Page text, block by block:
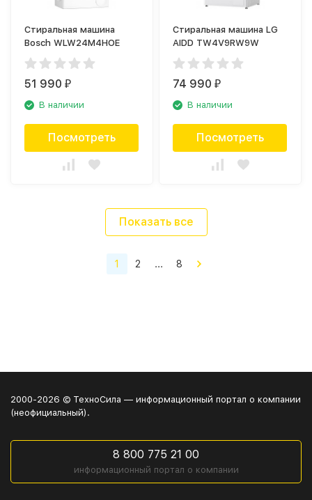
Стиральная машина
Bosch WLW24M4HOE
51 990₽
В наличии
Посмотреть
Стиральная машина LG
AIDD TW4V9RW9W
74 990₽
В наличии
Посмотреть
Показать все
1 2 ... 8
2000-2026 © ТехноСила — информационный портал о компании
(неофициальный).
8 800 775 21 00
информационный портал о компании